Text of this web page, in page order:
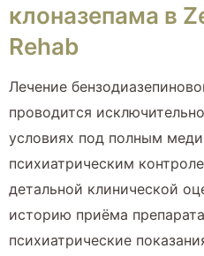
клоназепама в
Rehab
Лечение
проводится
условиях под полным
психиатрическим
детальной клинической
историю приёма
психиатрические